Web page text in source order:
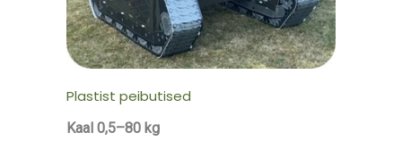
Plastist peibutised
Kaal 0,5–80 kg